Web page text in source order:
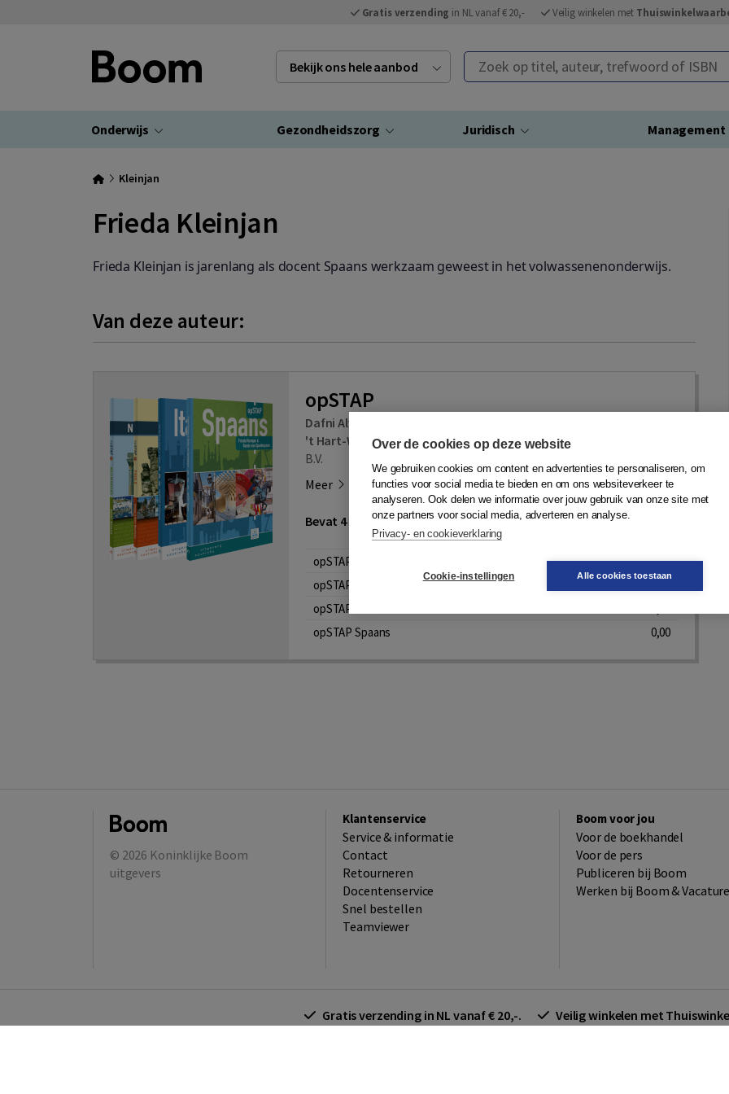
Gratis verzending in NL vanaf € 20,- Veilig winkelen met
Bekijk ons hele aanbod Zoek op titel, auteur, trefwoord of ISBN
Onderwijs Gezondheidszorg Juridisch Management
Kleinjan
Frieda Kleinjan
Frieda Kleinjan is jarenlang als docent Spaans werkzaam geweest in het volwassenenonderwijs.
Van deze auteur:
opSTAP
Dafni Alverti
't Hart-Waslicka,Frieda Kleinjan, Renée van Epenhuysen
B.V.
Meer
Bevat 4 onderdelen, prijs vanaf 0,00 Bekijk nu
opSTAP Italiaans
0,00
opSTAP Nieuwgrieks
opSTAP Pools
opSTAP Spaans
0,00
© 2026 Koninklijke Boom
uitgevers
Klantenservice
Service & informatie
Contact
Retourneren
Docentenservice
Snel bestellen
Teamviewer
Boom voor jou
Voor de boekhandel
Voor de pers
Publiceren bij Boom
Werken bij Boom &
Gratis verzending in NL vanaf € 20,-. Veilig winkelen met
Over de cookies op deze website
We gebruiken cookies om content en advertenties te personaliseren, om
functies voor social media te bieden en om ons websiteverkeer te
analyseren. Ook delen we informatie over jouw gebruik van onze site met
onze partners voor social media, adverteren en analyse.
Privacy- en cookieverklaring
Cookie-instellingen Alle cookies toestaan